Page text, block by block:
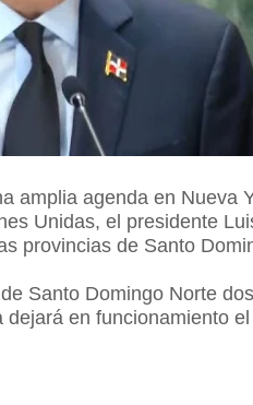
amplia agenda en Nueva
Unidas, el presidente
provincias de Santo
Santo Domingo Norte
en funcionamiento